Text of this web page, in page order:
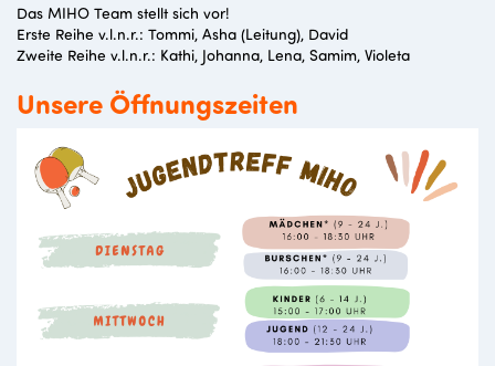
Das MIHO Team stellt sich vor!
Erste Reihe v.l.n.r.: Tommi, Asha (Leitung), David
Zweite Reihe v.l.n.r.: Kathi, Johanna, Lena, Samim, Violeta
Unsere Öffnungszeiten